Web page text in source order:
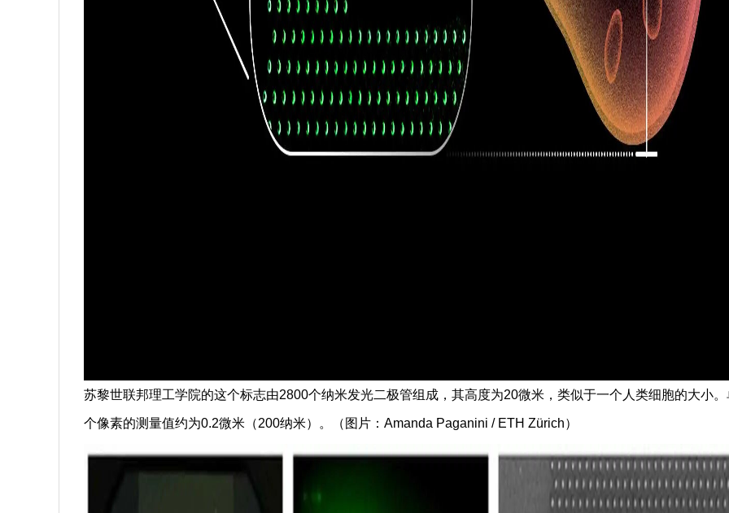
苏黎世联邦理工学院的这个标志由2800个纳米发光二极管组成，其高度为20微米，类似于一个人类细胞的大小。
个像素的测量值约为0.2微米（200纳米）。（图片：Amanda Paganini / ETH Zürich）